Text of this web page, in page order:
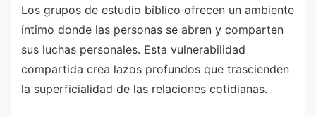
Los grupos de estudio bíblico ofrecen un ambiente
íntimo donde las personas se abren y comparten
sus luchas personales. Esta vulnerabilidad
compartida crea lazos profundos que trascienden
la superficialidad de las relaciones cotidianas.